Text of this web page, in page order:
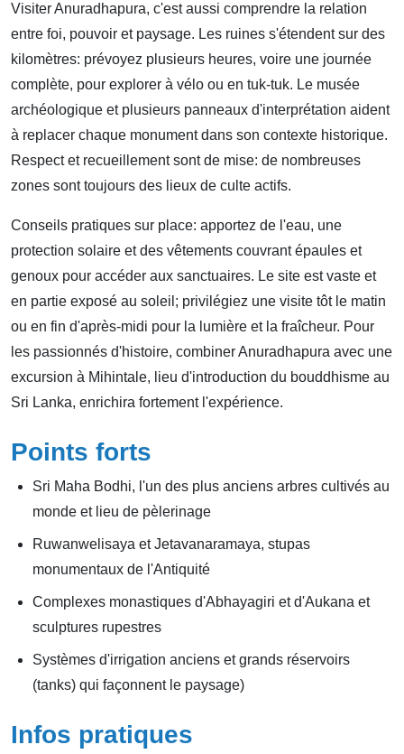
Visiter Anuradhapura, c'est aussi comprendre la relation
entre foi, pouvoir et paysage. Les ruines s'étendent sur des
kilomètres: prévoyez plusieurs heures, voire une journée
complète, pour explorer à vélo ou en tuk-tuk. Le musée
archéologique et plusieurs panneaux d'interprétation aident
à replacer chaque monument dans son contexte historique.
Respect et recueillement sont de mise: de nombreuses
zones sont toujours des lieux de culte actifs.
Conseils pratiques sur place: apportez de l'eau, une
protection solaire et des vêtements couvrant épaules et
genoux pour accéder aux sanctuaires. Le site est vaste et
en partie exposé au soleil; privilégiez une visite tôt le matin
ou en fin d'après-midi pour la lumière et la fraîcheur. Pour
les passionnés d'histoire, combiner Anuradhapura avec une
excursion à Mihintale, lieu d'introduction du bouddhisme au
Sri Lanka, enrichira fortement l'expérience.
Points forts
Sri Maha Bodhi, l'un des plus anciens arbres cultivés au
monde et lieu de pèlerinage
Ruwanwelisaya et Jetavanaramaya, stupas
monumentaux de l'Antiquité
Complexes monastiques d'Abhayagiri et d'Aukana et
sculptures rupestres
Systèmes d'irrigation anciens et grands réservoirs
(tanks) qui façonnent le paysage)
Infos pratiques